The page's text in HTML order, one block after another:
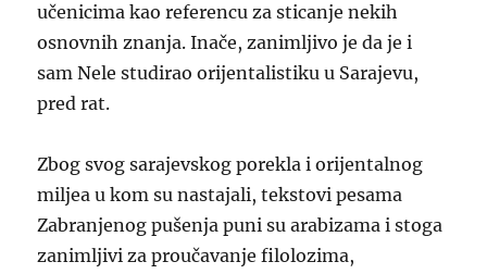
učenicima kao referencu za sticanje nekih
osnovnih znanja. Inače, zanimljivo je da je i
sam Nele studirao orijentalistiku u Sarajevu,
pred rat.
Zbog svog sarajevskog porekla i orijentalnog
miljea u kom su nastajali, tekstovi pesama
Zabranjenog pušenja puni su arabizama i stoga
zanimljivi za proučavanje filolozima,